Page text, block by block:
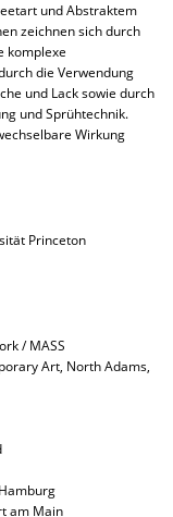
und Abstraktem
zeichnen sich durch
komplexe
die Verwendung
und Lack sowie durch
und Sprühtechnik.
Wirkung
Princeton
/ MASS
Art, North Adams,
am Main